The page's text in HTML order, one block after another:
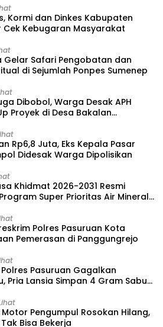
Kormi dan Dinkes Kabupaten
Cek Kebugaran Masyarakat
Gelar Safari Pengobatan dan
di Sejumlah Ponpes Sumenep
Dibobol, Warga Desak APH
Proyek di Desa Bakalan
Rp6,8 Juta, Eks Kepala Pasar
Didesak Warga Dipolisikan
Khidmat 2026-2031 Resmi
Super Prioritas Air Mineral
Polres Pasuruan Kota
Pemerasan di Panggungrejo
Pasuruan Gagalkan
Pria Lansia Simpan 4 Gram Sabu
Pengumpul Rosokan Hilang,
Bisa Bekerja